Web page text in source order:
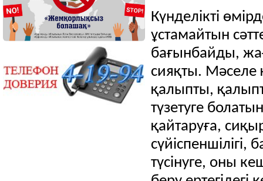
Күнделікті
ұстамайтын
бағынбайды,
сияқты. Мәселе
қалыпты,
түзетуге
қайтаруға,
түсінуге, оны